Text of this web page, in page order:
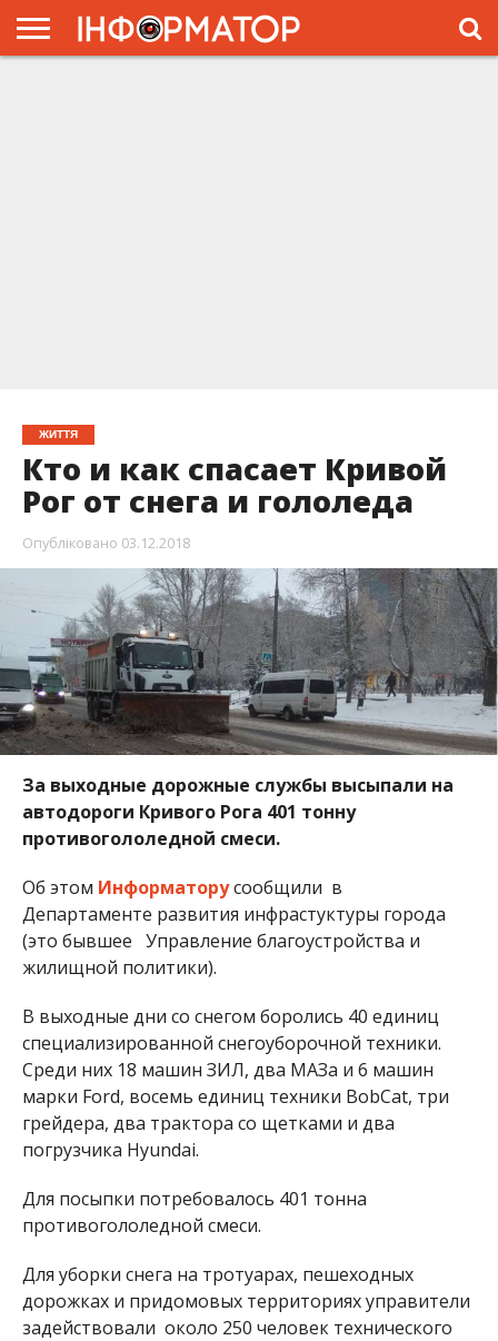
ЖИТТЯ
Кто и как спасает Кривой
Рог от снега и гололеда
Опубліковано 03.12.2018
За выходные дорожные службы высыпали на
автодороги Кривого Рога 401 тонну
противогололедной смеси.
Об этом Информаторусообщили в
Департаменте развития инфрастуктуры города
(это бывшее Управление благоустройства и
жилищной политики).
В выходные дни со снегом боролись 40 единиц
специализированной снегоуборочной техники.
Среди них 18 машин ЗИЛ, два МАЗа и 6 машин
марки Ford, восемь единиц техники BobCat, три
грейдера, два трактора со щетками и два
погрузчика Hyundai.
Для посыпки потребовалось 401 тонна
противогололедной смеси.
Для уборки снега на тротуарах, пешеходных
дорожках и придомовых территориях управители
задействовали около 250 человек технического